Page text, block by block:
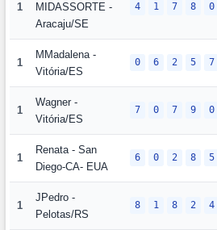
1
MIDASSORTE -
Aracaju/SE
4 1 7 8 0
1
MMadalena -
Vitória/ES
0 6 2 5 7
1
Wagner -
Vitória/ES
7 0 7 9 0
1
Renata - San
Diego-CA- EUA
6 0 2 8 5
1
JPedro -
Pelotas/RS
8 1 8 2 4